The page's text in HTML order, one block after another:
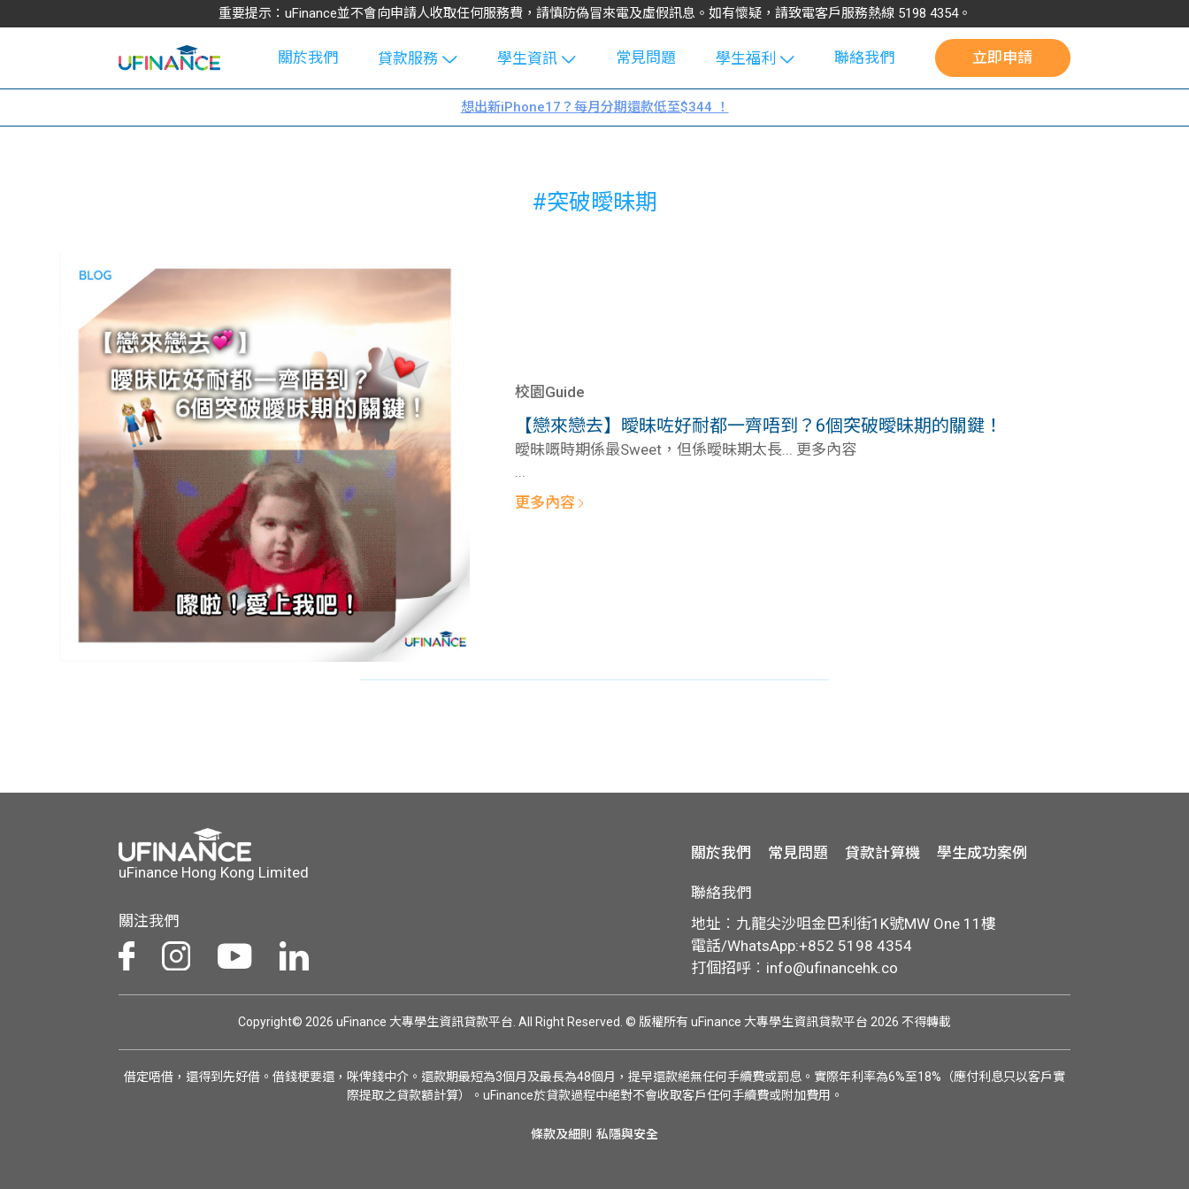
重要提示：uFinance並不會向申請人收取任何服務費，請慎防偽冒來電及虛假訊息。如有懷疑，請致電客戶服務熱線 5198 4354。
關於我們
貸款服務
學生貸款
貸款計數
機
網上私人貸
款
貸款計數
機
學生資訊
Blog
大專生筍
Guide
學生貸款
101
常見問題
學生福利
uFinance 校
園贊助
聯絡我們 立即申請
想出新iPhone17？每月分期還款低至$344 ！
#突破曖昧期
校園Guide
【戀來戀去】曖昧咗好耐都一齊唔到？6個突破曖昧期的關鍵！
曖昧嘅時期係最Sweet，但係曖昧期太長... 更多內容
更多內容
uFinance Hong Kong Limited
關注我們
關於我們 常見問題 貸款計算機 學生成功案例
聯絡我們
地址︰九龍尖沙咀金巴利街1K號MW One 11樓
電話/WhatsApp:+852 5198 4354
打個招呼︰ info@ufinancehk.co
Copyright© 2026 uFinance 大專學生資訊貸款平台. All Right Reserved. © 版權所有 uFinance 大專學生資訊貸款平台 2026 不得轉載
借定唔借，還得到先好借。借錢梗要還，咪俾錢中介。還款期最短為3個月及最長為48個月，提早還款絕無任何手續費或罰息。實際年利率為6%至18%（應付利息只以客戶實
際提取之貸款額計算）。uFinance於貸款過程中絕對不會收取客戶任何手續費或附加費用。
條款及細則 私隱與安全